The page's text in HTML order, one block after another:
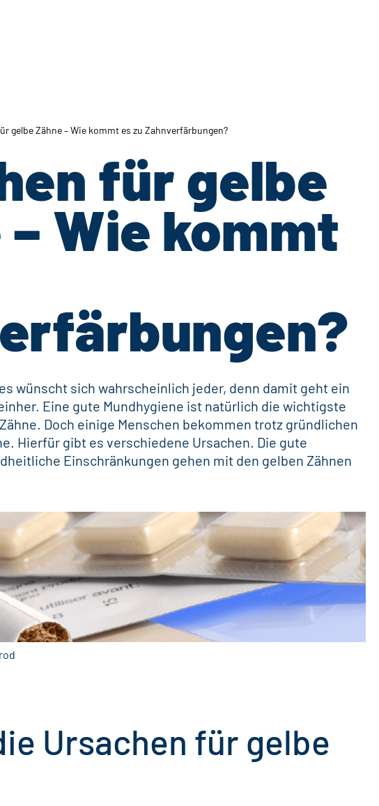
gelbe Zähne – Wie kommt es zu Zahnverfärbungen?
für gelbe
– Wie kommt
wünscht sich wahrscheinlich jeder, denn damit geht ein
Eine gute Mundhygiene ist natürlich die wichtigste
Doch einige Menschen bekommen trotz gründlichen
Hierfür gibt es verschiedene Ursachen. Die gute
Einschränkungen gehen mit den gelben Zähnen
Ursachen für gelbe